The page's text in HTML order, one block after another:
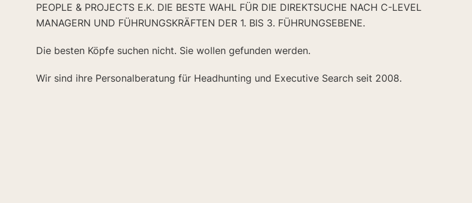
PEOPLE & PROJECTS E.K. DIE BESTE WAHL FÜR DIE DIREKTSUCHE NACH C-LEVEL
MANAGERN UND FÜHRUNGSKRÄFTEN DER 1. BIS 3. FÜHRUNGSEBENE.
Die besten Köpfe suchen nicht. Sie wollen gefunden werden.
Wir sind ihre Personalberatung für Headhunting und Executive Search seit 2008.